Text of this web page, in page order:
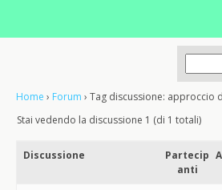
Home › Forum › Tag discussione: approccio
Stai vedendo la discussione 1 (di 1 totali)
Discussione
Partecip
anti